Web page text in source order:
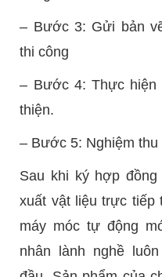
– Bước 3: Gửi bản
thi công
– Bước 4: Thực hiện
thiện.
– Bước 5: Nghiệm
Sau khi ký hợp đồng
xuất vật liệu trực tiếp
máy móc tự động
nhân lành nghề